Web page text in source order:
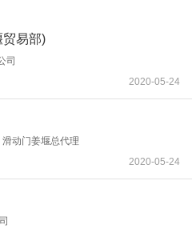
贸易部)
司
2020-05-24
动门姜堰总代理
2020-05-24